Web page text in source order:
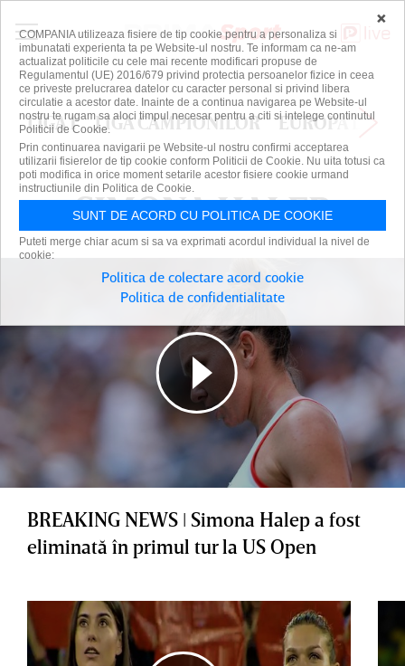
LIGA 1 LIGA CAMPIONILOR EUROPA
SIMONA HALEP
SIMONA HALEP
BREAKING NEWS ǀ Simona Halep a fost
eliminată în primul tur la US Open
×
COMPANIA utilizeaza fisiere de tip cookie pentru a personaliza si
imbunatati experienta ta pe Website-ul nostru. Te informam ca ne-am
actualizat politicile cu cele mai recente modificari propuse de
Regulamentul (UE) 2016/679 privind protectia persoanelor fizice in ceea
ce priveste prelucrarea datelor cu caracter personal si privind libera
circulatie a acestor date. Inainte de a continua navigarea pe Website-ul
nostru te rugam sa aloci timpul necesar pentru a citi si intelege continutul
Politicii de Cookie.
Prin continuarea navigarii pe Website-ul nostru confirmi acceptarea
utilizarii fisierelor de tip cookie conform Politicii de Cookie. Nu uita totusi ca
poti modifica in orice moment setarile acestor fisiere cookie urmand
instructiunile din Politica de Cookie.
SUNT DE ACORD CU POLITICA DE COOKIE
Puteti merge chiar acum si sa va exprimati acordul individual la nivel de
cookie:
Politica de colectare acord cookie
Politica de confidentialitate